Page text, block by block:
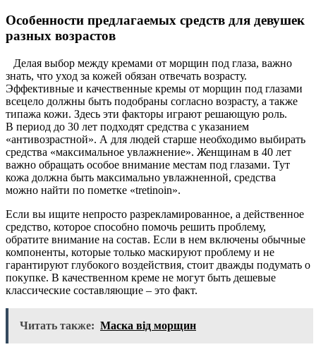
Особенности предлагаемых средств для девушек
разных возрастов
Делая выбор между кремами от морщин под глаза, важно
знать, что уход за кожей обязан отвечать возрасту.
Эффективные и качественные кремы от морщин под глазами
всецело должны быть подобраны согласно возрасту, а также
типажа кожи. Здесь эти факторы играют решающую роль.
В период до 30 лет подходят средства с указанием
«антивозрастной». А для людей старше необходимо выбирать
средства «максимальное увлажнение». Женщинам в 40 лет
важно обращать особое внимание местам под глазами. Тут
кожа должна быть максимально увлажненной, средства
можно найти по пометке «tretinoin».
Если вы ищите непросто разрекламированное, а действенное
средство, которое способно помочь решить проблему,
обратите внимание на состав. Если в нем включены обычные
компоненты, которые только маскируют проблему и не
гарантируют глубокого воздействия, стоит дважды подумать о
покупке. В качественном креме не могут быть дешевые
классические составляющие – это факт.
Читать также: Маска від морщин